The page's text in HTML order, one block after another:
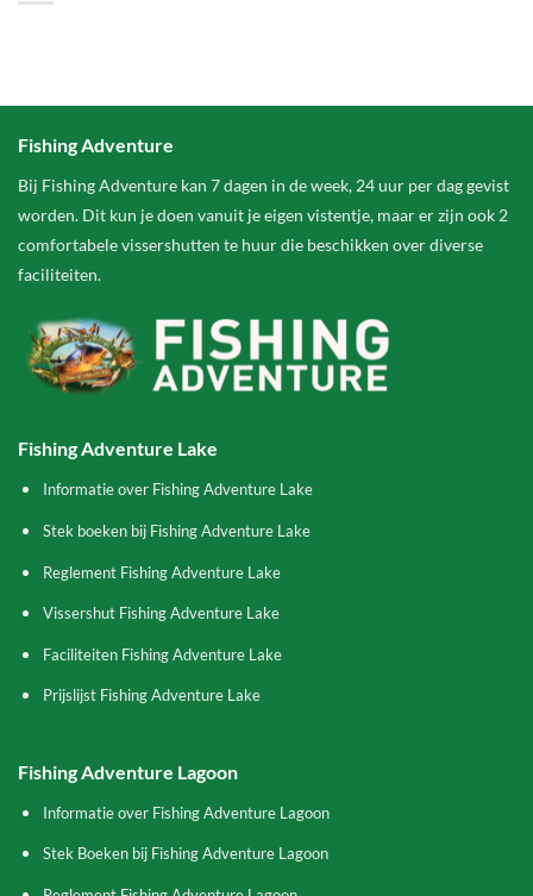
Fishing Adventure
Bij Fishing Adventure kan 7 dagen in de week, 24 uur per dag gevist
worden. Dit kun je doen vanuit je eigen vistentje, maar er zijn ook 2
comfortabele vissershutten te huur die beschikken over diverse
faciliteiten.
Fishing Adventure Lake
Informatie over Fishing Adventure Lake
Stek boeken bij Fishing Adventure Lake
Reglement Fishing Adventure Lake
Vissershut Fishing Adventure Lake
Faciliteiten Fishing Adventure Lake
Prijslijst Fishing Adventure Lake
Fishing Adventure Lagoon
Informatie over Fishing Adventure Lagoon
Stek Boeken bij Fishing Adventure Lagoon